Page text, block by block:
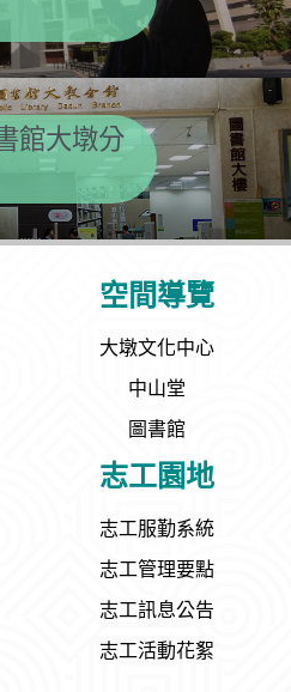
館大墩分
空間導覽
大墩文化中心
中山堂
圖書館
志工園地
志工服勤系統
志工管理要點
志工訊息公告
志工活動花絮